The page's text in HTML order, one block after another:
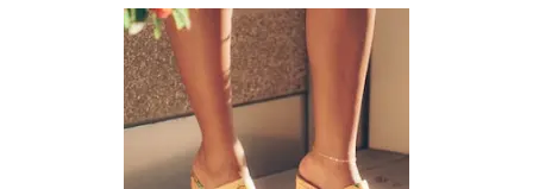
Aulo aukštis - 19cm
2m1Tscd652r0lA62kRL5